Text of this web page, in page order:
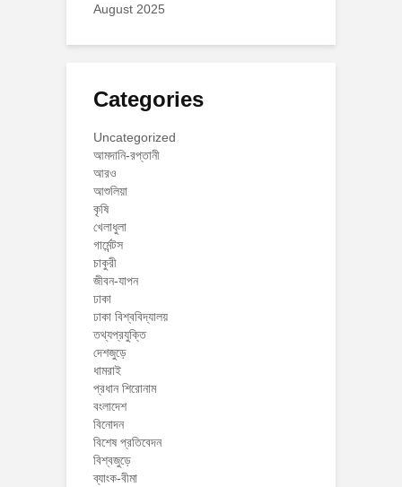
August 2025
Categories
Uncategorized
আমদানি-রপ্তানী
আরও
আশুলিয়া
কৃষি
খেলাধুলা
গার্মেন্টস
চাকুরী
জীবন-যাপন
ঢাকা
ঢাকা বিশ্ববিদ্যালয়
তথ্যপ্রযুক্তি
দেশজুড়ে
ধামরাই
প্রধান শিরোনাম
বংলাদেশ
বিনোদন
বিশেষ প্রতিবেদন
বিশ্বজুড়ে
ব্যাংক-বীমা